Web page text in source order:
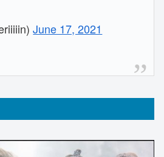
June 17, 2021